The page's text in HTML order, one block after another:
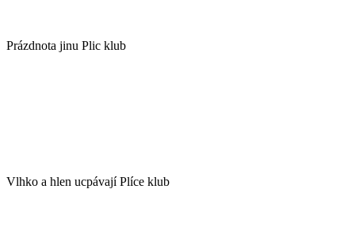
Prázdnota jinu Plic klub
Vlhko a hlen ucpávají Plíce klub